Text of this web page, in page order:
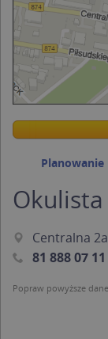
Wstaw tę
Centralna
81 888 07 11
Popraw powyższe